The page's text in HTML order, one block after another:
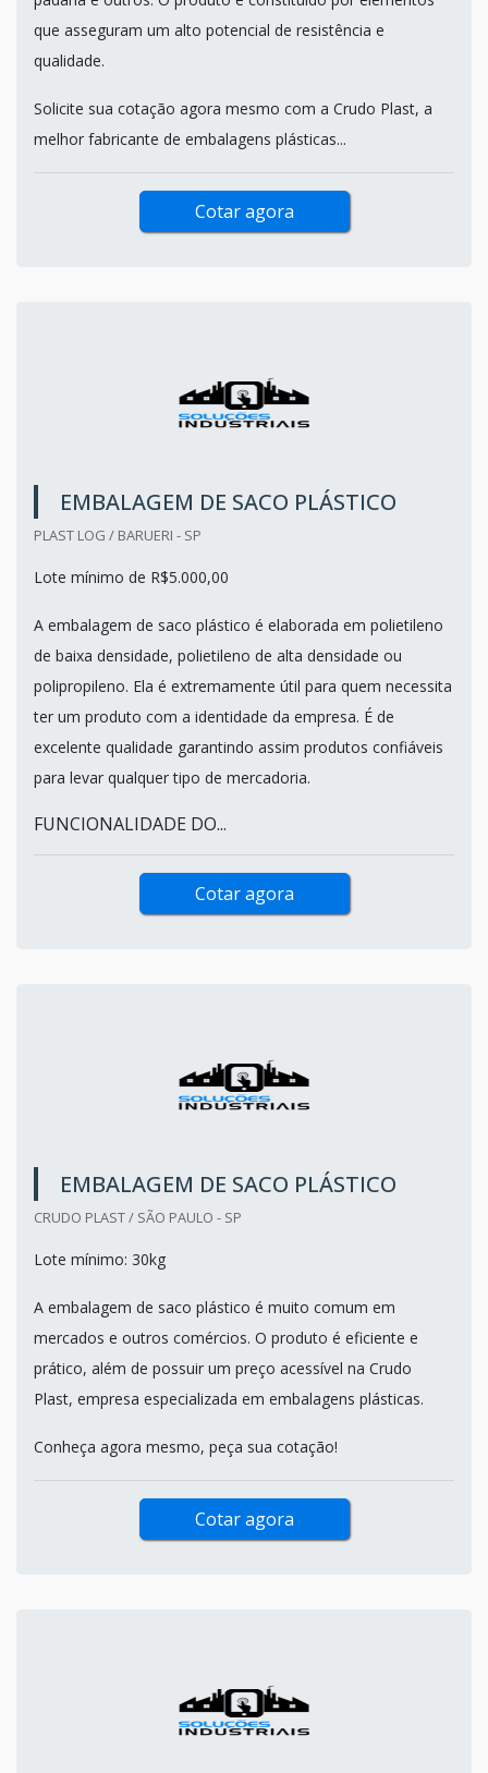
que asseguram um alto potencial de resistência e
qualidade.
Solicite sua cotação agora mesmo com a Crudo Plast, a
melhor fabricante de embalagens plásticas...
Cotar agora
EMBALAGEM DE SACO PLÁSTICO
PLAST LOG / BARUERI - SP
Lote mínimo de R$5.000,00
A embalagem de saco plástico é elaborada em polietileno
de baixa densidade, polietileno de alta densidade ou
polipropileno. Ela é extremamente útil para quem necessita
ter um produto com a identidade da empresa. É de
excelente qualidade garantindo assim produtos confiáveis
para levar qualquer tipo de mercadoria.
FUNCIONALIDADE DO...
Cotar agora
EMBALAGEM DE SACO PLÁSTICO
CRUDO PLAST / SÃO PAULO - SP
Lote mínimo: 30kg
A embalagem de saco plástico é muito comum em
mercados e outros comércios. O produto é eficiente e
prático, além de possuir um preço acessível na Crudo
Plast, empresa especializada em embalagens plásticas.
Conheça agora mesmo, peça sua cotação!
Cotar agora